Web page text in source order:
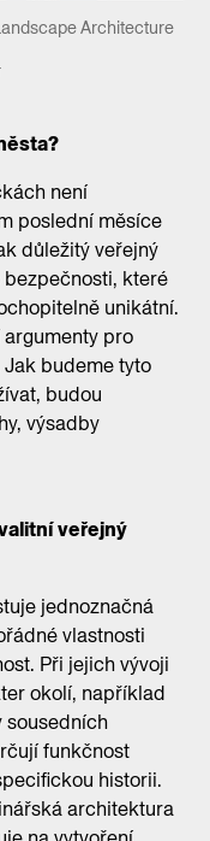
Architecture
není
poslední měsíce
důležitý veřejný
bezpečnosti, které
unikátní.
pro
budeme tyto
budou
výsadby
veřejný
jednoznačná
vlastnosti
Při jejich vývoji
okolí, například
sousedních
funkčnost
historii.
architektura